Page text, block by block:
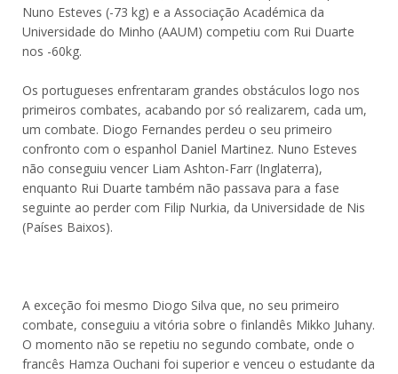
Nuno Esteves (-73 kg) e a Associação Académica da
Universidade do Minho (AAUM) competiu com Rui Duarte
nos -60kg.
Os portugueses enfrentaram grandes obstáculos logo nos
primeiros combates, acabando por só realizarem, cada um,
um combate. Diogo Fernandes perdeu o seu primeiro
confronto com o espanhol Daniel Martinez. Nuno Esteves
não conseguiu vencer Liam Ashton-Farr (Inglaterra),
enquanto Rui Duarte também não passava para a fase
seguinte ao perder com Filip Nurkia, da Universidade de Nis
(Países Baixos).
A exceção foi mesmo Diogo Silva que, no seu primeiro
combate, conseguiu a vitória sobre o finlandês Mikko Juhany.
O momento não se repetiu no segundo combate, onde o
francês Hamza Ouchani foi superior e venceu o estudante da